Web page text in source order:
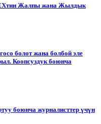
Жалпы жана Жылдык
болот жана болбой эле
Коопсуздук боюнча
боюнча журналисттер үчүн